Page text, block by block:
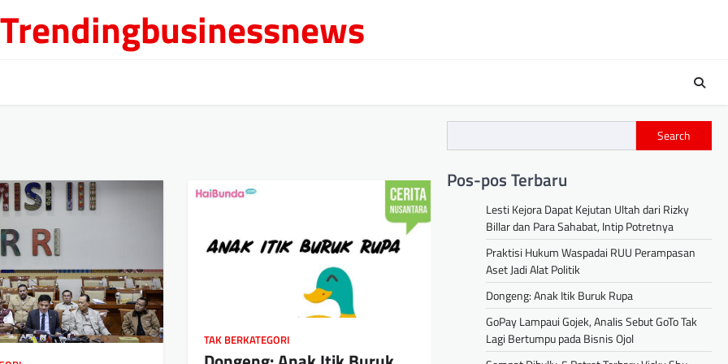
Trendingbusinessnews
TAK BERKATEGORI
Search
Pos-pos Terbaru
Lesti Kejora Dapat Kejutan Ultah dari Rizky
Billar dan Para Sahabat, Intip Potretnya
Praktisi Hukum Waspadai RUU Perampasan
Aset Jadi Alat Politik
Dongeng: Anak Itik Buruk Rupa
GoPay Lampaui Gojek, Analis Sebut GoTo Tak
Lagi Bertumpu pada Bisnis Ojol